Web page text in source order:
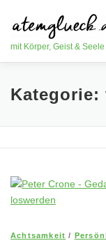
Inhalt
mit Körper, Geist &
HOME
Kategorie:
Achtsamkeit /